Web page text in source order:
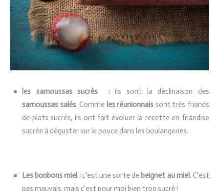
les samoussas sucrés :ils sont la déclinaison des
samoussas salés. Comme les réunionnais sont très friands
de plats sucrés, ils ont fait évoluer la recette en friandise
sucrée à déguster sur le pouce dans les boulangeries.
Les bonbons miel :c'est une sorte de beignet au miel . C'est
pas mauvais, mais c'est pour moi bien trop sucré !